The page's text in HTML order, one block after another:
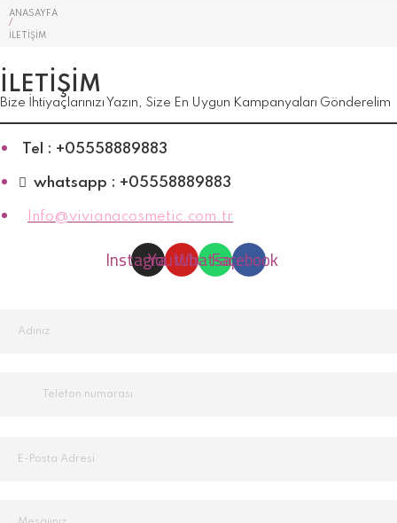
ANASAYFA
/
İLETIŞIM
İLETIŞIM
Bize İhtiyaçlarınızı Yazın, Size En Uygun Kampanyaları Gönderelim
Tel : +05558889883
whatsapp : +05558889883
Info@vivianacosmetic.com.tr
Instagram
Youtube
Whatsapp
Facebook